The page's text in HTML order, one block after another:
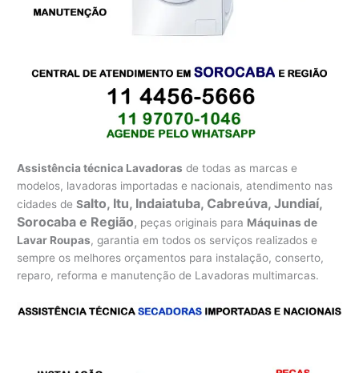
Assistência técnica Lavadoras de todas as marcas e
modelos, lavadoras importadas e nacionais, atendimento nas
cidades deSalto, Itu, Indaiatuba, Cabreúva, Jundiaí,
Sorocaba e Região, peças originais para Máquinas de
Lavar Roupas, garantia em todos os serviços realizados e
sempre os melhores orçamentos para instalação, conserto,
reparo, reforma e manutenção de Lavadoras multimarcas.